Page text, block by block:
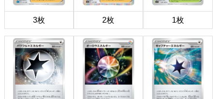
3枚 2枚 1枚